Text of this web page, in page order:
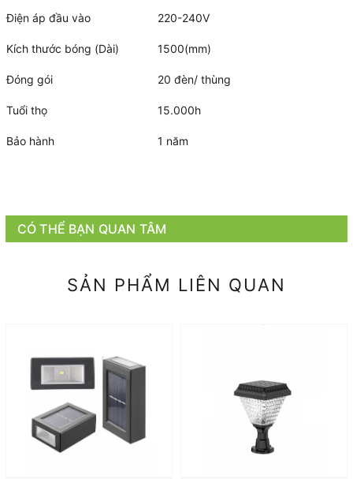
Điện áp đầu vào 220-240V
Kích thước bóng (Dài) 1500(mm)
Đóng gói 20 đèn/ thùng
Tuổi thọ 15.000h
Bảo hành 1 năm
CÓ THỂ BẠN QUAN TÂM
SẢN PHẨM LIÊN QUAN